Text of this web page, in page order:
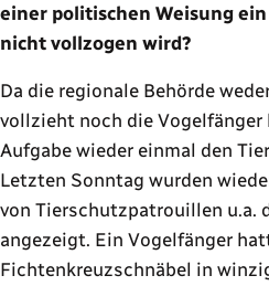
einer politischen Weisung
nicht vollzogen wird?
Da die regionale Behörde
vollzieht noch die
Aufgabe wieder einmal den
Letzten Sonntag wurden
von Tierschutzpatrouillen u.a.
angezeigt. Ein Vogelfänger
Fichtenkreuzschnäbel in